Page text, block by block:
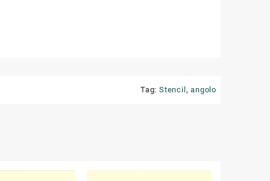
Tag: Stencil,angolo